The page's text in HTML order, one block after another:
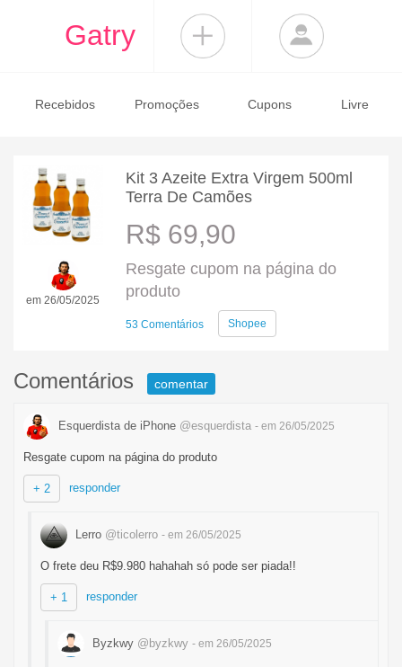
Gatry
Recebidos Promoções Cupons Livre
em 26/05/2025
Kit 3 Azeite Extra Virgem 500ml
Terra De Camões
R$ 69,90
Resgate cupom na página do
produto
53 Comentários Shopee
Comentários comentar
Esquerdista de iPhone @esquerdista - em 26/05/2025
Resgate cupom na página do produto
+ 2 responder
Lerro @ticolerro - em 26/05/2025
O frete deu R$9.980 hahahah só pode ser piada!!
+ 1 responder
Byzkwy @byzkwy - em 26/05/2025